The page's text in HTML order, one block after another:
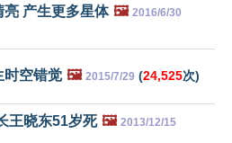
产生更多星体 🖼️ 2016/6/30
时空错觉 🖼️ 2015/7/29 (24,525次)
王晓东51岁死 🖼️ 2013/12/15